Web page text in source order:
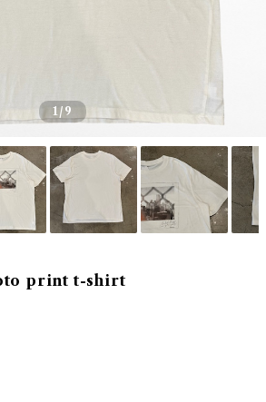
1/9
print t-shirt